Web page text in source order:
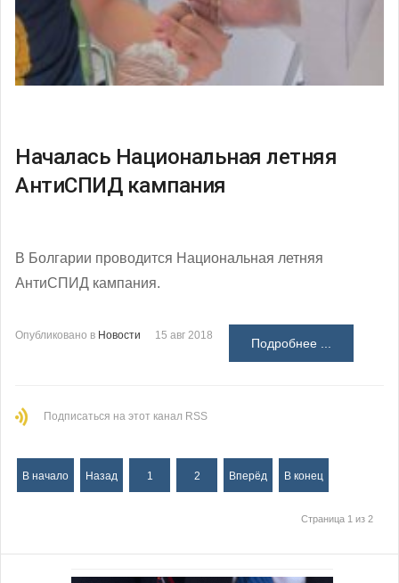
Началась Национальная летняя
АнтиСПИД кампания
В Болгарии проводится Национальная летняя
АнтиСПИД кампания.
Опубликовано в Новости 15 авг 2018
Подробнее ...
Подписаться на этот канал RSS
В начало Назад 1 2 Вперёд В конец
Страница 1 из 2